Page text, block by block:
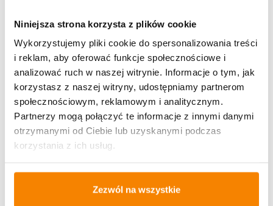
Niniejsza strona korzysta z plików cookie
Wykorzystujemy pliki cookie do spersonalizowania treści
i reklam, aby oferować funkcje społecznościowe i
analizować ruch w naszej witrynie. Informacje o tym, jak
korzystasz z naszej witryny, udostępniamy partnerom
społecznościowym, reklamowym i analitycznym.
Partnerzy mogą połączyć te informacje z innymi danymi
otrzymanymi od Ciebie lub uzyskanymi podczas
korzystania z ich usług.
Zezwól na wszystkie
(Silver)
Dodaj do koszyka
Specyfikacja
Opinie klientów